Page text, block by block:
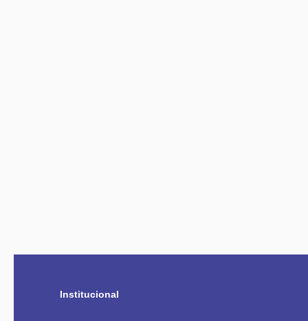
Institucional